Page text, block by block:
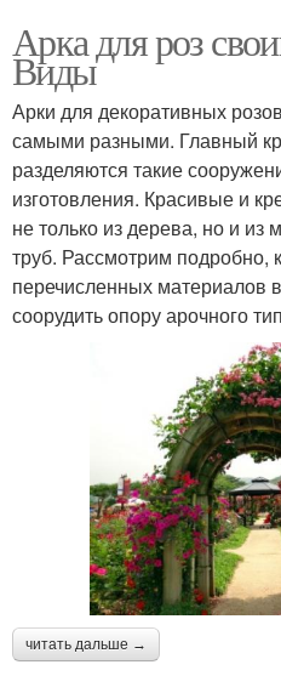
Арка для роз
Виды
Арки для декоративных
самыми разными. Главный
разделяются такие
изготовления. Красивые и
не только из дерева, но и из
труб. Рассмотрим подробно,
перечисленных материалов
соорудить опору арочного
читать дальше →